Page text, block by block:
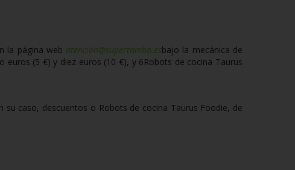
la página web atención@supertambo.esbajo la mecánica de
euros (5 €) y diez euros (10 €), y 6Robots de cocina Taurus
su caso, descuentos o Robots de cocina Taurus Foodie, de